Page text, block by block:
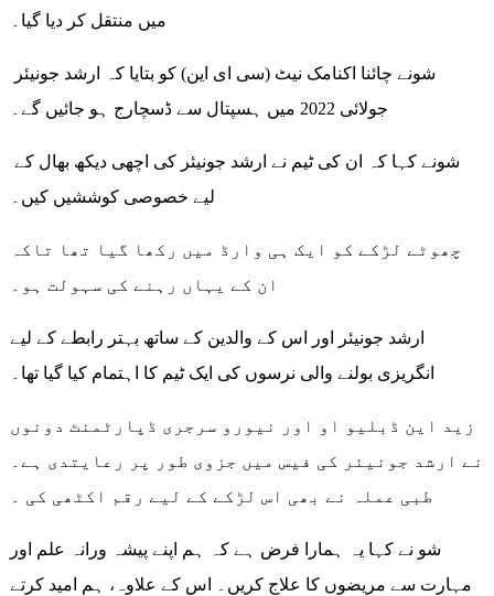
میں منتقل کر دیا گیا۔
جولائی 2022 میں ہسپتال سے ڈسچارج ہو جائیں گے۔
لیے خصوصی کوششیں کیں۔
چھوٹے لڑکے کو ایک ہی وارڈ میں رکھا گیا تھا تاکہ
ان کے یہاں رہنے کی سہولت ہو۔
ارشد جونیئر اور اس کے والدین کے ساتھ بہتر رابطے کے لیے
انگریزی بولنے والی نرسوں کی ایک ٹیم کا اہتمام کیا گیا تھا۔
زید این ڈبلیو او اور نیورو سرجری ڈپارٹمنٹ دونوں
نے ارشد جونیئر کی فیس میں جزوی طور پر رعایتدی ہے۔
طبی عملہ نے بھی اس لڑکے کے لیے رقم اکٹھی کی ۔
شو نے کہا یہ ہمارا فرض ہے کہ ہم اپنے پیشہ ورانہ علم اور
مہارت سے مریضوں کا علاج کریں۔ اس کے علاوہ، ہم امید کرتے